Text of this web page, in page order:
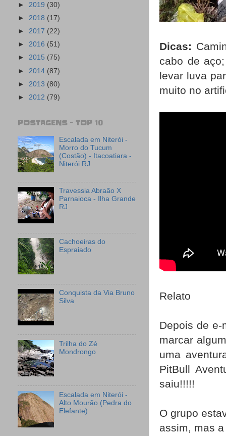
Dicas:
cabo de
levar luva
muito no
Relato
Depois de
marcar
uma
PitBull
saiu!!!!!
O grupo
assim, mas
► 2019 (30)
► 2018 (17)
► 2017 (22)
► 2016 (51)
► 2015 (75)
► 2014 (87)
► 2013 (80)
► 2012 (79)
POSTAGENS - TOP 10
Escalada em Niterói -
Morro do Tucum
(Costão) - Itacoatiara -
Niterói RJ
Travessia Abraão X
Parnaioca - Ilha Grande
RJ
Cachoeiras do
Espraiado
Conquista da Via Bruno
Silva
Trilha do Zé
Mondrongo
Escalada em Niterói -
Alto Mourão (Pedra do
Elefante)